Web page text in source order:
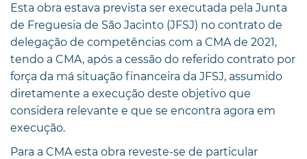
Esta obra estava prevista ser executada pela Junta
de Freguesia de São Jacinto (JFSJ) no contrato de
delegação de competências com a CMA de 2021,
tendo a CMA, após a cessão do referido contrato por
força da má situação financeira da JFSJ, assumido
diretamente a execução deste objetivo que
considera relevante e que se encontra agora em
execução.
Para a CMA esta obra reveste-se de particular